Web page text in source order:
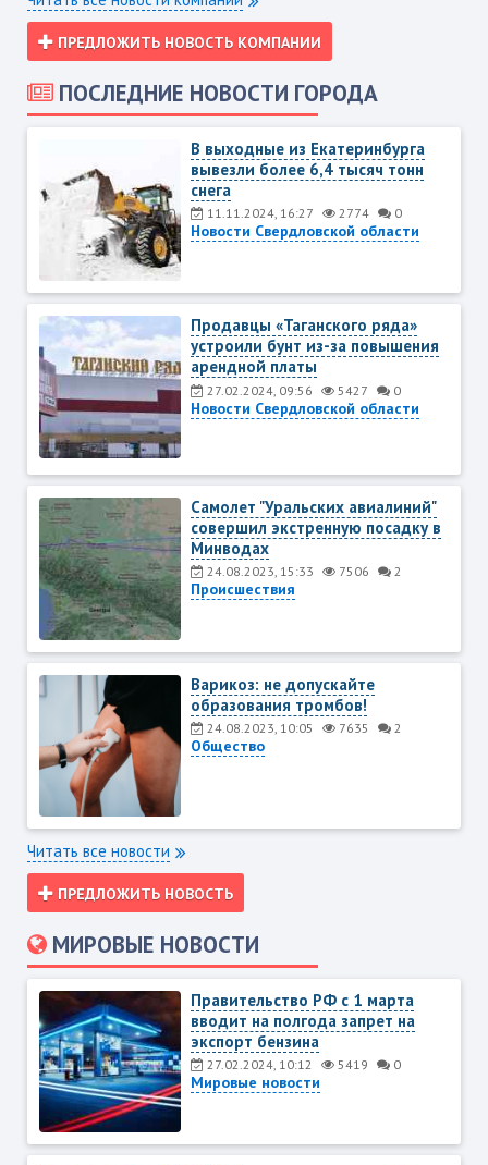
ПРЕДЛОЖИТЬ НОВОСТЬ КОМПАНИИ
ПОСЛЕДНИЕ НОВОСТИ ГОРОДА
В выходные из Екатеринбурга
вывезли более 6,4 тысяч тонн
снега
11.11.2024, 16:27 2774 0
Новости Свердловской области
Продавцы «Таганского ряда»
устроили бунт из-за повышения
арендной платы
27.02.2024, 09:56 5427 0
Новости Свердловской области
Самолет "Уральских авиалиний"
совершил экстренную посадку в
Минводах
24.08.2023, 15:33 7506 2
Происшествия
Варикоз: не допускайте
образования тромбов!
24.08.2023, 10:05 7635 2
Общество
Читать все новости
ПРЕДЛОЖИТЬ НОВОСТЬ
МИРОВЫЕ НОВОСТИ
Правительство PФ с 1 марта
вводит на полгода запрет на
экспорт бензина
27.02.2024, 10:12 5419 0
Мировые новости